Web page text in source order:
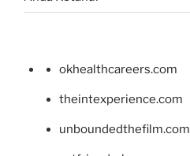
okhealthcareers.com
theintexperience.com
unboundedthefilm.com